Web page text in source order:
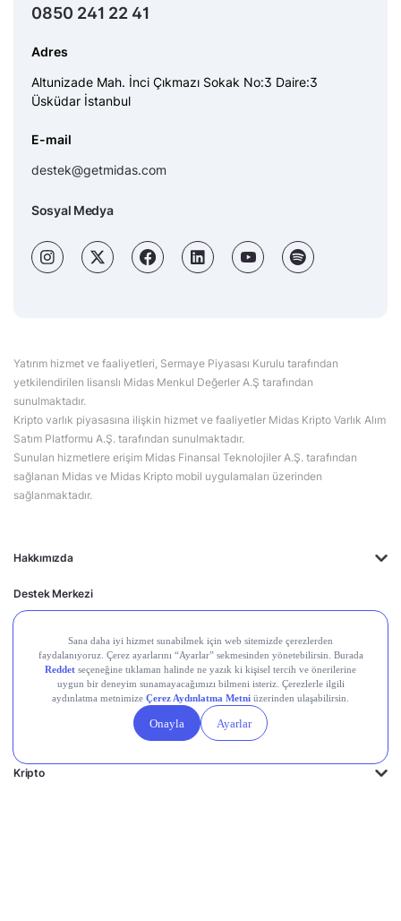
Hakkımızda
Destek Merkezi
Midas Akademi
Borsa Terimleri
Kripto
0850 241 22 41
Adres
Altunizade Mah. İnci Çıkmazı Sokak No:3 Daire:3
Üsküdar İstanbul
E-mail
destek@getmidas.com
Sosyal Medya
Yatırım hizmet ve faaliyetleri, Sermaye Piyasası Kurulu tarafından
yetkilendirilen lisanslı Midas Menkul Değerler A.Ş tarafından
sunulmaktadır.
Kripto varlık piyasasına ilişkin hizmet ve faaliyetler Midas Kripto Varlık Alım
Satım Platformu A.Ş. tarafından sunulmaktadır.
Sunulan hizmetlere erişim Midas Finansal Teknolojiler A.Ş. tarafından
sağlanan Midas ve Midas Kripto mobil uygulamaları üzerinden
sağlanmaktadır.